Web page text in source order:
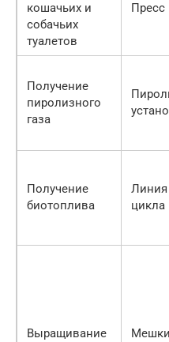
кошачьих и
собачьих
туалетов
Пресс
Получение
пиролизного
газа
Получение
биотоплива
Линия
цикла
Выращивание